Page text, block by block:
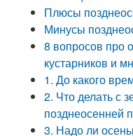
Плюсы
Минусы
8 вопросов про
кустарников и
1. До какого
2. Что делать с
позднеосенней
3. Надо ли